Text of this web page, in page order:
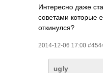
Интересно даже
советами которые
откинулся?
2014-12-06 17:00
ugly